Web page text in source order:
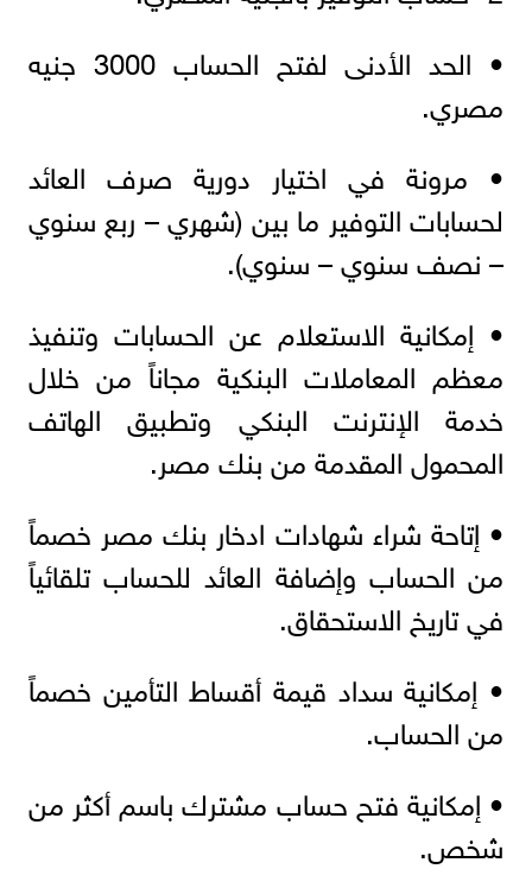
• الحد الأدنى لفتح الحساب 3000 جنيه
مصري.
• مرونة في اختيار دورية صرف العائد
لحسابات التوفير ما بين (شهري – ربع سنوي
– نصف سنوي – سنوي).
• إمكانية الاستعلام عن الحسابات وتنفيذ
معظم المعاملات البنكية مجاناً من خلال
خدمة الإنترنت البنكي وتطبيق الهاتف
المحمول المقدمة من بنك مصر.
• إتاحة شراء شهادات ادخار بنك مصر خصماً
من الحساب وإضافة العائد للحساب تلقائياً
في تاريخ الاستحقاق.
• إمكانية سداد قيمة أقساط التأمين خصماً
من الحساب.
• إمكانية فتح حساب مشترك باسم أكثر من
شخص.